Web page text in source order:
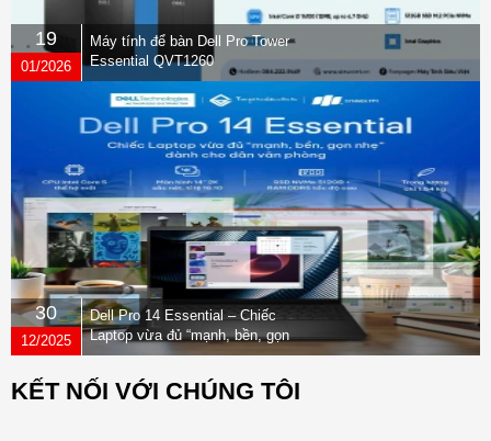
19
01/2026
Máy tính để bàn Dell Pro Tower
Essential QVT1260
30
12/2025
Dell Pro 14 Essential – Chiếc
Laptop vừa đủ “mạnh, bền, gọn
nhẹ” dành cho dân văn phòng
KẾT NỐI VỚI CHÚNG TÔI